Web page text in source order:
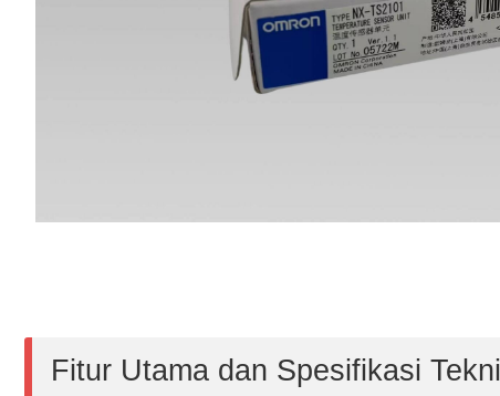
Fitur Utama dan Spesifikasi